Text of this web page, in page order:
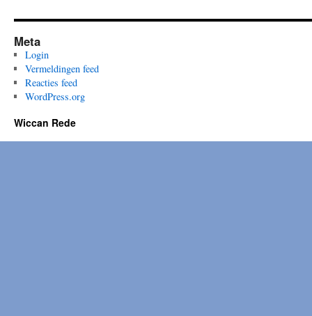
Meta
Login
Vermeldingen feed
Reacties feed
WordPress.org
Wiccan Rede